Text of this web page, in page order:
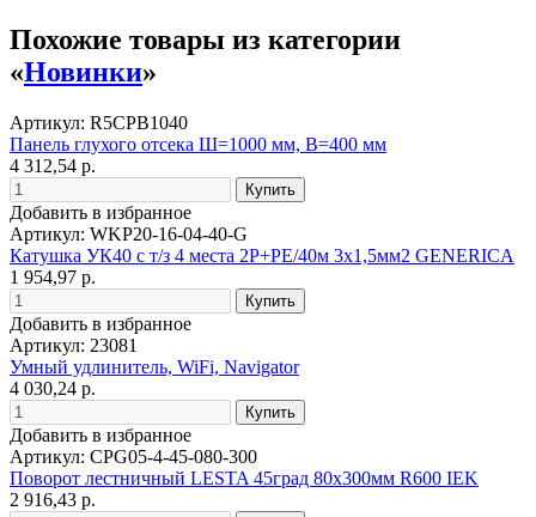
Похожие товары из категории
«Новинки»
Артикул: R5CPB1040
Панель глухого отсека Ш=1000 мм, В=400 мм
4 312,54 р.
Добавить в избранное
Артикул: WKP20-16-04-40-G
Катушка УК40 с т/з 4 места 2P+PE/40м 3х1,5мм2 GENERICA
1 954,97 р.
Добавить в избранное
Артикул: 23081
Умный удлинитель, WiFi, Navigator
4 030,24 р.
Добавить в избранное
Артикул: CPG05-4-45-080-300
Поворот лестничный LESTA 45град 80х300мм R600 IEK
2 916,43 р.